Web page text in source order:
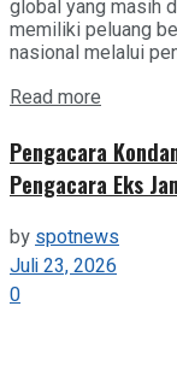
global yang masih
memiliki peluang
nasional melalui
Read more
Pengacara
Pengacara Eks
by spotnews
Juli 23, 2026
0